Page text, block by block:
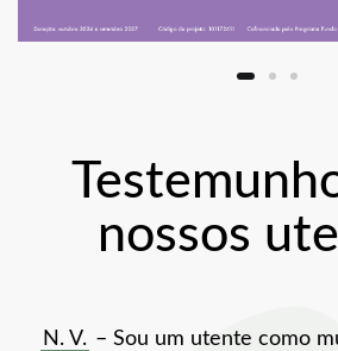
nossos
N. V. – Sou um utente como